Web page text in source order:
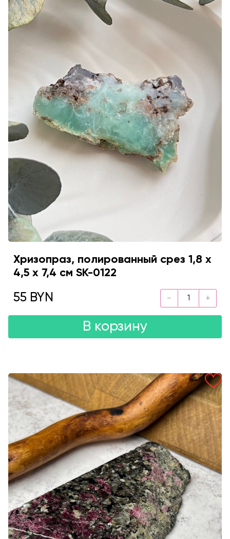
Хризопраз, полированный срез 1,8 х
4,5 х 7,4 см SK-0122
55 BYN
В корзину